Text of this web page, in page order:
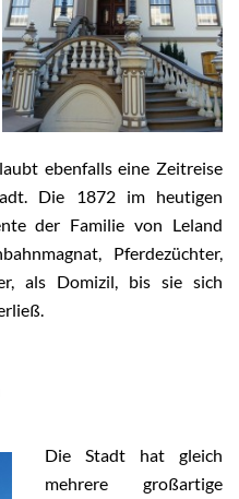
ebenfalls eine Zeitreise
Die 1872 im heutigen
der Familie von Leland
Pferdezüchter,
als Domizil, bis sie sich
Die Stadt hat gleich
mehrere großartige